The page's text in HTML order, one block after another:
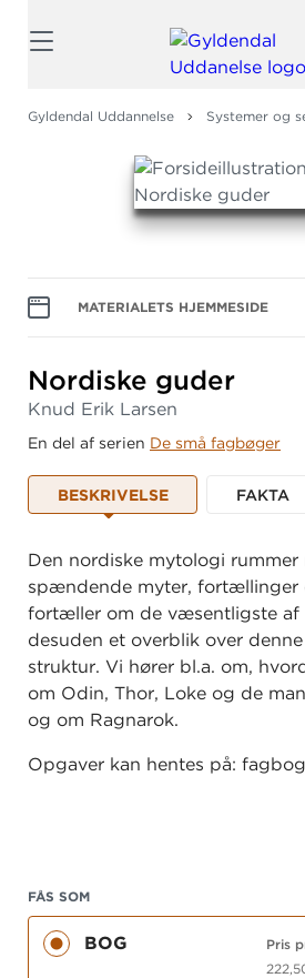
Gyldendal Uddannelse Systemer og
MATERIALETS HJEMMESIDE
Nordiske guder
Knud Erik Larsen
En del af serien De små fagbøger
BESKRIVELSE FAKTA
Den nordiske mytologi rummer
spændende myter, fortællinger
fortæller om de væsentligste af
desuden et overblik over
struktur. Vi hører bl.a. om,
om Odin, Thor, Loke og de
og om Ragnarok.
Opgaver kan hentes på:
FÅS SOM
BOG Pris